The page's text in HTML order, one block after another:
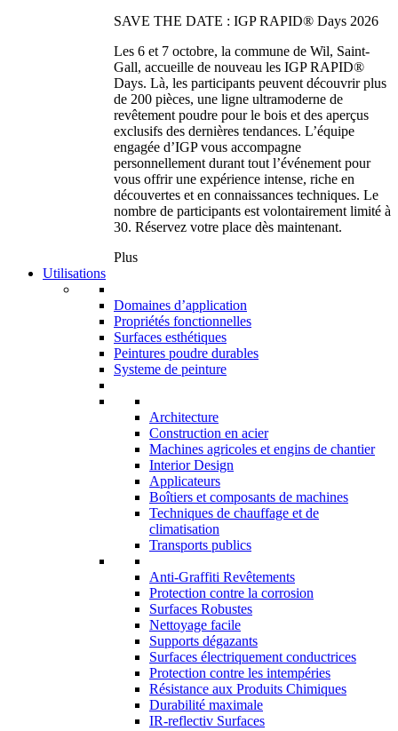
SAVE THE DATE : IGP RAPID® Days 2026
Les 6 et 7 octobre, la commune de Wil, Saint-
Gall, accueille de nouveau les IGP RAPID®
Days. Là, les participants peuvent découvrir plus
de 200 pièces, une ligne ultramoderne de
revêtement poudre pour le bois et des aperçus
exclusifs des dernières tendances. L’équipe
engagée d’IGP vous accompagne
personnellement durant tout l’événement pour
vous offrir une expérience intense, riche en
découvertes et en connaissances techniques. Le
nombre de participants est volontairement limité à
30. Réservez votre place dès maintenant.
Plus
Utilisations
Domaines d’application
Propriétés fonctionnelles
Surfaces esthétiques
Peintures poudre durables
Systeme de peinture
Architecture
Construction en acier
Machines agricoles et engins de chantier
Interior Design
Applicateurs
Boîtiers et composants de machines
Techniques de chauffage et de
climatisation
Transports publics
Anti-Graffiti Revêtements
Protection contre la corrosion
Surfaces Robustes
Nettoyage facile
Supports dégazants
Surfaces électriquement conductrices
Protection contre les intempéries
Résistance aux Produits Chimiques
Durabilité maximale
IR-reflectiv Surfaces